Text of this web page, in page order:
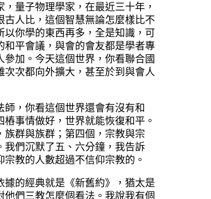
量子物理學家，在最近三十年，
人比，這個智慧無論怎麼樣比不
你學的東西再多，全是知識，可
平會議，與會的會友都是學者專
加。今天這個世界，你看聯合國
次都向外擴大，甚至於到與會人
，你看這個世界還會有沒有和
事情做好，世界就能恢復和平。
群與族群；第四個，宗教與宗
們沉默了五、六分鐘，我告訴
教的人數超過不信仰宗教的。
的經典就是《新舊約》，猶太是
們三教怎麼個看法。我說我有個